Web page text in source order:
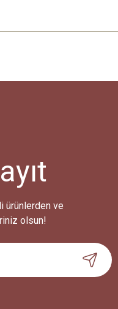
ürünlerden ve
olsun!